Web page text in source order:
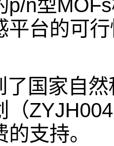
p/n型
平台的可
了国家自
（
支持。